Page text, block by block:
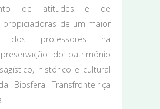
de atitudes e de
propiciadoras de um maior
dos professores na
do património
histórico e cultural
Biosfera Transfronteiriça